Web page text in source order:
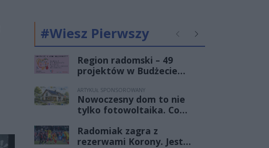
#Wiesz Pierwszy PoprzednieNastępne
Region radomski – 49
projektów w Budżecie
ARTYKUŁ SPONSOROWANY
Nowoczesny dom to nie
tylko fotowoltaika. Co
niskich rachunkach?
Radomiak zagra z
rezerwami Korony. Jest